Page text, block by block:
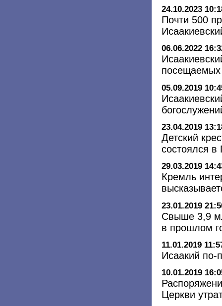
24.10.2023
Почти 500
06.06.2022
посещаемых
05.09.2019
23.04.2019
Детский
состоялся в
29.03.2019
Кремль
23.01.2019
Свыше 3,9
в прошлом
11.01.2019
Исаакий по-
10.01.2019
Церкви